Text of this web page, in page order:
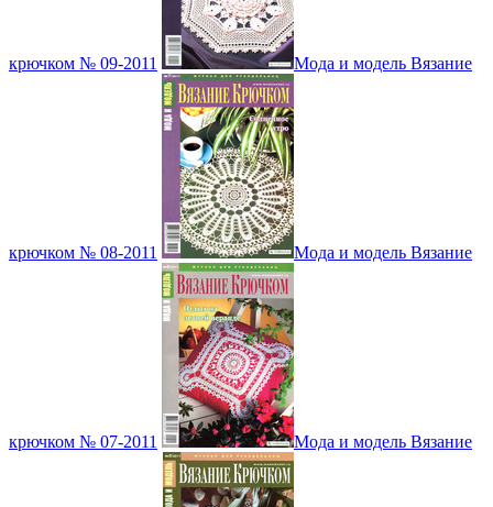
крючком № 09-2011 Мода и модель Вязание
крючком № 08-2011 Мода и модель Вязание
крючком № 07-2011 Мода и модель Вязание